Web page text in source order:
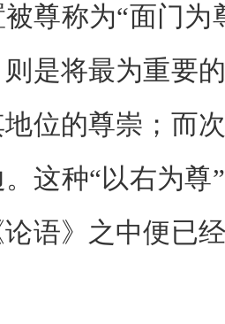
尊称为“面门为
是将最为重要
位的尊崇；而
这种“以右为尊”
语》之中便已